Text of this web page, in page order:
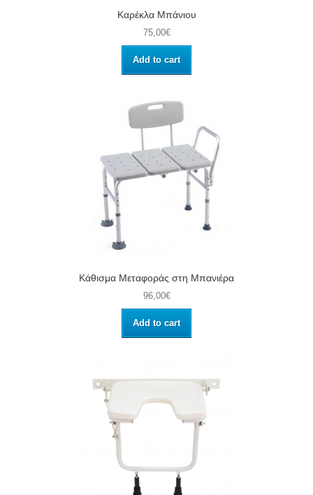
Καρέκλα Μπάνιου
75,00€
Add to cart
Κάθισμα Μεταφοράς στη Μπανιέρα
96,00€
Add to cart